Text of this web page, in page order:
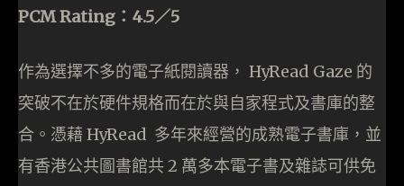
PCM Rating：4.5／5
作為選擇不多的電子紙閱讀器， HyRead Gaze 的
突破不在於硬件規格而在於與自家程式及書庫的整
合。憑藉 HyRead 多年來經營的成熟電子書庫，並
有香港公共圖書館共 2 萬多本電子書及雜誌可供免